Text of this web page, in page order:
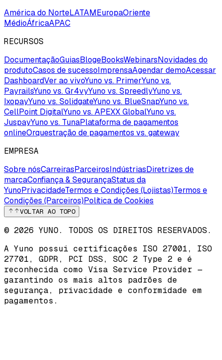
América do NorteLATAMEuropaOriente
MédioÁfricaAPAC
RECURSOS
DocumentaçãoGuiasBlogeBooksWebinarsNovidades do
produtoCasos de sucessoImprensaAgendar demoAcessar
DashboardVer ao vivoYuno vs. PrimerYuno vs.
PayrailsYuno vs. Gr4vyYuno vs. SpreedlyYuno vs.
IxopayYuno vs. SolidgateYuno vs. BlueSnapYuno vs.
CellPoint DigitalYuno vs. APEXX GlobalYuno vs.
JuspayYuno vs. TunaPlataforma de pagamentos
onlineOrquestração de pagamentos vs. gateway
EMPRESA
Sobre nósCarreirasParceirosIndústriasDiretrizes de
marcaConfiança & SegurançaStatus da
YunoPrivacidadeTermos e Condições (Lojistas)Termos e
Condições (Parceiros)Política de Cookies
VOLTAR AO TOPO
© 2026 YUNO. TODOS OS DIREITOS RESERVADOS.
A Yuno possui certificações ISO 27001, ISO
27701, GDPR, PCI DSS, SOC 2 Type 2 e é
reconhecida como Visa Service Provider —
garantindo os mais altos padrões de
segurança, privacidade e conformidade em
pagamentos.